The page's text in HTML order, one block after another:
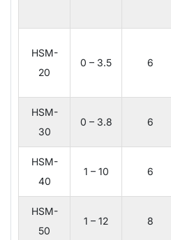
HSM-
20
0 – 3.5 6
HSM-
30
0 – 3.8 6
HSM-
40
1 – 10 6
HSM-
50
1 – 12 8